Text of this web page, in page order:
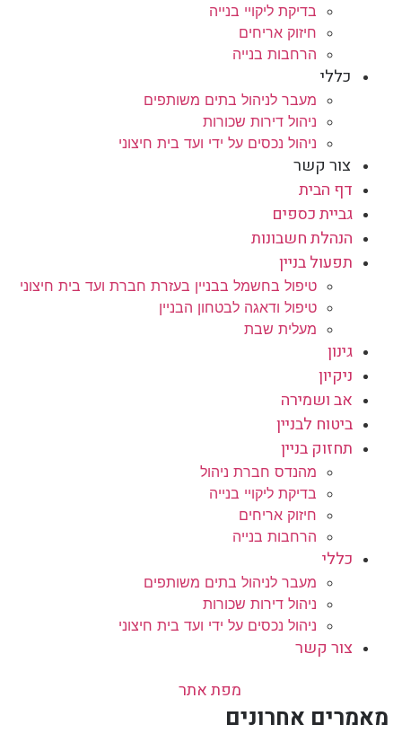
בדיקת ליקויי בנייה
חיזוק אריחים
הרחבות בנייה
כללי
מעבר לניהול בתים משותפים
ניהול דירות שכורות
ניהול נכסים על ידי ועד בית חיצוני
צור קשר
דף הבית
גביית כספים
הנהלת חשבונות
תפעול בניין
טיפול בחשמל בבניין בעזרת חברת ועד בית חיצוני
טיפול ודאגה לבטחון הבניין
מעלית שבת
גינון
ניקיון
אב ושמירה
ביטוח לבניין
תחזוק בניין
מהנדס חברת ניהול
בדיקת ליקויי בנייה
חיזוק אריחים
הרחבות בנייה
כללי
מעבר לניהול בתים משותפים
ניהול דירות שכורות
ניהול נכסים על ידי ועד בית חיצוני
צור קשר
מפת אתר
מאמרים אחרונים